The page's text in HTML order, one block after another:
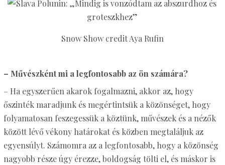
Snow Show credit Aya Rufin
– Művészként mi a legfontosabb az ön számára?
– Ha egyszerűen akarok fogalmazni, akkor az, hogy
őszinték maradjunk és megértintsük a közönséget, hogy
folyamatosan feszegessük a köztünk, művészek és a nézők
között lévő vékony határokat és közben megtaláljuk az
egyensúlyt. Számomra az a legfontosabb, hogy a közönség
nagyobb része úgy érezze, boldogság tölti el, és máskor is